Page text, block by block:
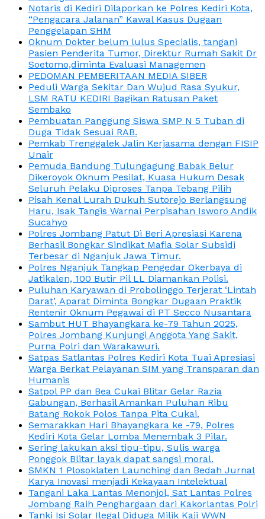
Notaris di Kediri Dilaporkan ke Polres Kediri Kota,
“Pengacara Jalanan” Kawal Kasus Dugaan
Penggelapan SHM
Oknum Dokter belum lulus Specialis, tangani
Pasien Penderita Tumor, Direktur Rumah Sakit Dr
Soetomo,diminta Evaluasi Managemen
PEDOMAN PEMBERITAAN MEDIA SIBER
Peduli Warga Sekitar Dan Wujud Rasa Syukur,
LSM RATU KEDIRI Bagikan Ratusan Paket
Sembako
Pembuatan Panggung Siswa SMP N 5 Tuban di
Duga Tidak Sesuai RAB.
Pemkab Trenggalek Jalin Kerjasama dengan FISIP
Unair
Pemuda Bandung Tulungagung Babak Belur
Dikeroyok Oknum Pesilat, Kuasa Hukum Desak
Seluruh Pelaku Diproses Tanpa Tebang Pilih
Pisah Kenal Lurah Dukuh Sutorejo Berlangsung
Haru, Isak Tangis Warnai Perpisahan Isworo Andik
Sucahyo
Polres Jombang Patut Di Beri Apresiasi Karena
Berhasil Bongkar Sindikat Mafia Solar Subsidi
Terbesar di Nganjuk Jawa Timur.
Polres Nganjuk Tangkap Pengedar Okerbaya di
Jatikalen, 100 Butir Pil LL Diamankan Polisi.
Puluhan Karyawan di Probolinggo Terjerat ‘Lintah
Darat’, Aparat Diminta Bongkar Dugaan Praktik
Rentenir Oknum Pegawai di PT Secco Nusantara
Sambut HUT Bhayangkara ke-79 Tahun 2025,
Polres Jombang Kunjungi Anggota Yang Sakit,
Purna Polri dan Warakawuri.
Satpas Satlantas Polres Kediri Kota Tuai Apresiasi
Warga Berkat Pelayanan SIM yang Transparan dan
Humanis
Satpol PP dan Bea Cukai Blitar Gelar Razia
Gabungan, Berhasil Amankan Puluhan Ribu
Batang Rokok Polos Tanpa Pita Cukai.
Semarakkan Hari Bhayangkara ke -79, Polres
Kediri Kota Gelar Lomba Menembak 3 Pilar.
Sering lakukan aksi tipu-tipu, Sulis warga
Ponggok Blitar layak dapat sangsi moral.
SMKN 1 Plosoklaten Launching dan Bedah Jurnal
Karya Inovasi menjadi Kekayaan Intelektual
Tangani Laka Lantas Menonjol, Sat Lantas Polres
Jombang Raih Penghargaan dari Kakorlantas Polri
Tanki Isi Solar Ilegal Diduga Milik Kaji WWN